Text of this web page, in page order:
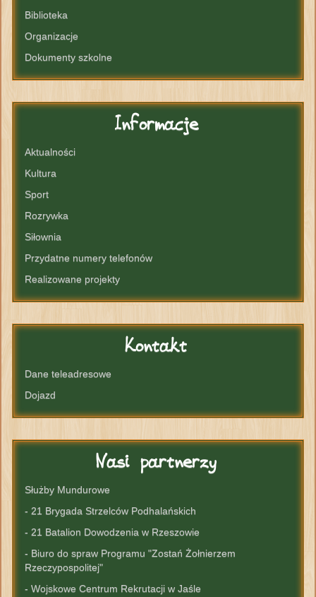
Biblioteka
Organizacje
Dokumenty szkolne
Informacje
Aktualności
Kultura
Sport
Rozrywka
Siłownia
Przydatne numery telefonów
Realizowane projekty
Kontakt
Dane teleadresowe
Dojazd
Nasipartnerzy
Służby Mundurowe
- 21 Brygada Strzelców Podhalańskich
- 21 Batalion Dowodzenia w Rzeszowie
- Biuro do spraw Programu "Zostań Żołnierzem
Rzeczypospolitej"
- Wojskowe Centrum Rekrutacji w Jaśle